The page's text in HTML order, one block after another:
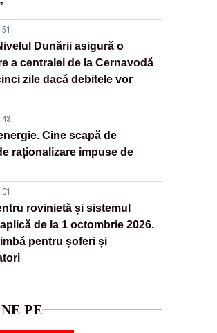
Dunării asigură o
a centralei de la Cernavodă
zile dacă debitele vor
Cine scapă de
raționalizare impuse de
rovinietă și sistemul
de la 1 octombrie 2026.
pentru șoferi și
PE